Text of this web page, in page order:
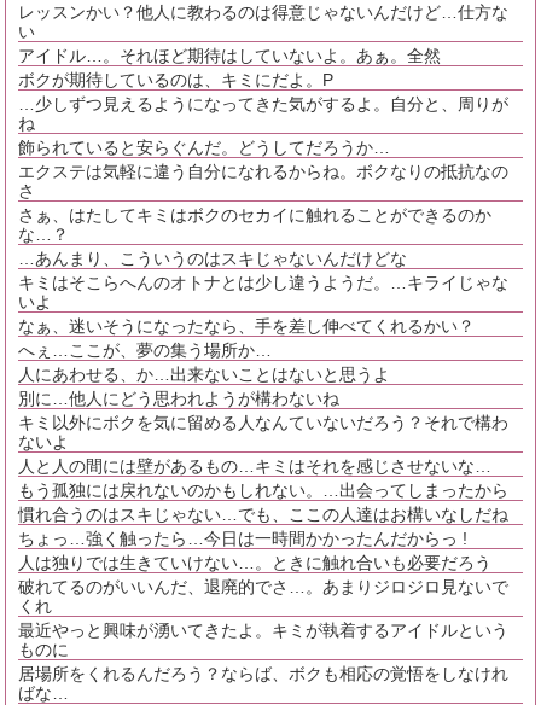
レッスンかい？他人に教わるのは得意じゃないんだけど…仕方な
い
アイドル…。それほど期待はしていないよ。あぁ。全然
ボクが期待しているのは、キミにだよ。P
…少しずつ見えるようになってきた気がするよ。自分と、周りが
ね
飾られていると安らぐんだ。どうしてだろうか…
エクステは気軽に違う自分になれるからね。ボクなりの抵抗なの
さ
さぁ、はたしてキミはボクのセカイに触れることができるのか
な…？
…あんまり、こういうのはスキじゃないんだけどな
キミはそこらへんのオトナとは少し違うようだ。…キライじゃな
いよ
なぁ、迷いそうになったなら、手を差し伸べてくれるかい？
へぇ…ここが、夢の集う場所か…
人にあわせる、か…出来ないことはないと思うよ
別に…他人にどう思われようが構わないね
キミ以外にボクを気に留める人なんていないだろう？それで構わ
ないよ
人と人の間には壁があるもの…キミはそれを感じさせないな…
もう孤独には戻れないのかもしれない。…出会ってしまったから
慣れ合うのはスキじゃない…でも、ここの人達はお構いなしだね
ちょっ…強く触ったら…今日は一時間かかったんだからっ !
人は独りでは生きていけない…。ときに触れ合いも必要だろう
破れてるのがいいんだ、退廃的でさ…。あまりジロジロ見ないで
くれ
最近やっと興味が湧いてきたよ。キミが執着するアイドルという
ものに
居場所をくれるんだろう？ならば、ボクも相応の覚悟をしなけれ
ばな…